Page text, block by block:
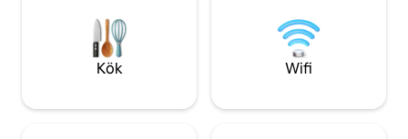
tunnelbana) - 12 km från flygplatsen
Lille-Lesquin Underjordisk parkering,
V'Lille-cyklar, buss, ... allt finns i närheten.
attendent
Kök Wifi